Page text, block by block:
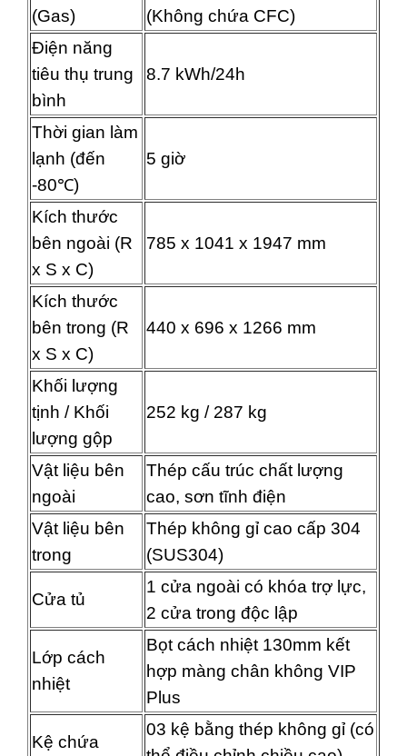
(Gas)
(Không chứa CFC)
Điện năng
tiêu thụ trung
bình
8.7 kWh/24h
Thời gian làm
lạnh (đến
-80℃)
5 giờ
Kích thước
bên ngoài (R
x S x C)
785 x 1041 x 1947 mm
Kích thước
bên trong (R
x S x C)
440 x 696 x 1266 mm
Khối lượng
tịnh / Khối
lượng gộp
252 kg / 287 kg
Vật liệu bên
ngoài
Thép cấu trúc chất lượng
cao, sơn tĩnh điện
Vật liệu bên
trong
Thép không gỉ cao cấp 304
(SUS304)
Cửa tủ
1 cửa ngoài có khóa trợ lực,
2 cửa trong độc lập
Lớp cách
nhiệt
Bọt cách nhiệt 130mm kết
hợp màng chân không VIP
Plus
Kệ chứa
03 kệ bằng thép không gỉ (có